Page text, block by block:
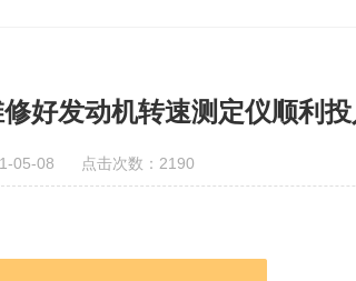
好发动机转速测定仪顺利投
05-08 点击次数：2190